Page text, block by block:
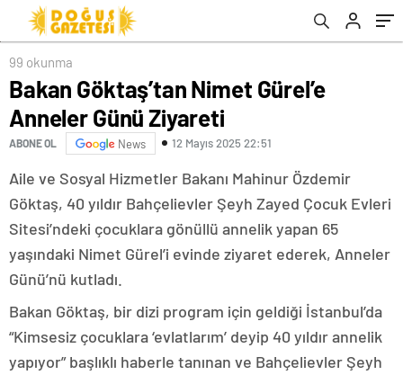
99 okunma
Bakan Göktaş’tan Nimet Gürel’e
Anneler Günü Ziyareti
ABONE OL News 12 Mayıs 2025 22:51
Aile ve Sosyal Hizmetler Bakanı Mahinur Özdemir
Göktaş, 40 yıldır Bahçelievler Şeyh Zayed Çocuk Evleri
Sitesi’ndeki çocuklara gönüllü annelik yapan 65
yaşındaki Nimet Gürel’i evinde ziyaret ederek, Anneler
Günü’nü kutladı.
Bakan Göktaş, bir dizi program için geldiği İstanbul’da
“Kimsesiz çocuklara ‘evlatlarım’ deyip 40 yıldır annelik
yapıyor” başlıklı haberle tanınan ve Bahçelievler Şeyh